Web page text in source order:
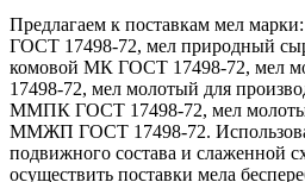
Предлагаем к поставкам мел
ГОСТ 17498-72, мел природный
комовой МК ГОСТ 17498-72, мел
17498-72, мел молотый для
ММПК ГОСТ 17498-72, мел
ММЖП ГОСТ 17498-72.
подвижного состава и слаженной
осуществить поставки мела